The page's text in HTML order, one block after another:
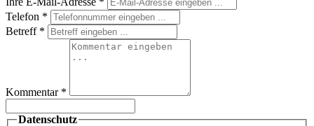
Telefon *
Betreff *
Kommentar *
Datenschutz